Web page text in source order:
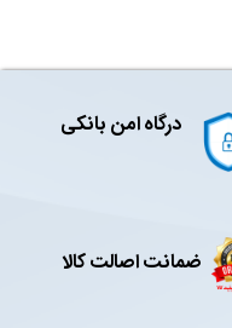
درگاه امن بانکی
ضمانت اصالت کالا